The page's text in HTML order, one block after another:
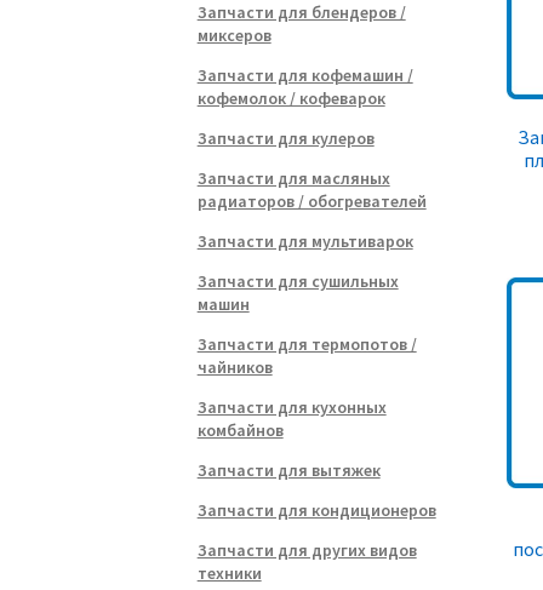
Запчасти для блендеров /
миксеров
Запчасти для кофемашин /
кофемолок / кофеварок
Запчасти для кулеров
Запчасти для масляных
радиаторов / обогревателей
Запчасти для мультиварок
Запчасти для сушильных
машин
Запчасти для термопотов /
чайников
Запчасти для кухонных
комбайнов
Запчасти для вытяжек
Запчасти для кондиционеров
Запчасти для других видов
техники